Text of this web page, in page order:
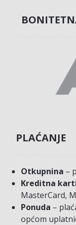
PLAĆANJE
Otkupnina –
Kreditna
MasterCard,
Ponuda –
općom